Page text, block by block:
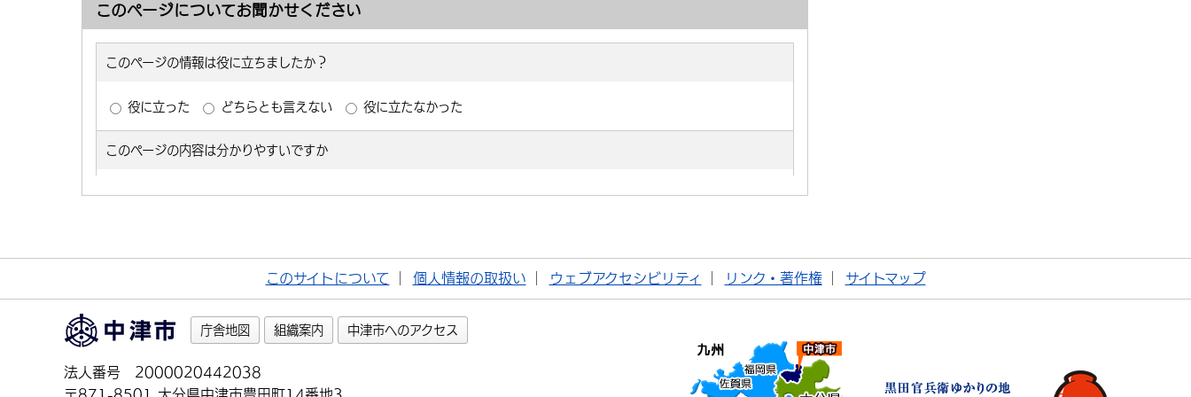
このページについてお聞かせください
このサイトについて 個人情報の取扱い ウェブアクセシビリティ リンク・著作権 サイトマップ
庁舎地図 組織案内 中津市へのアクセス
法人番号 2000020442038